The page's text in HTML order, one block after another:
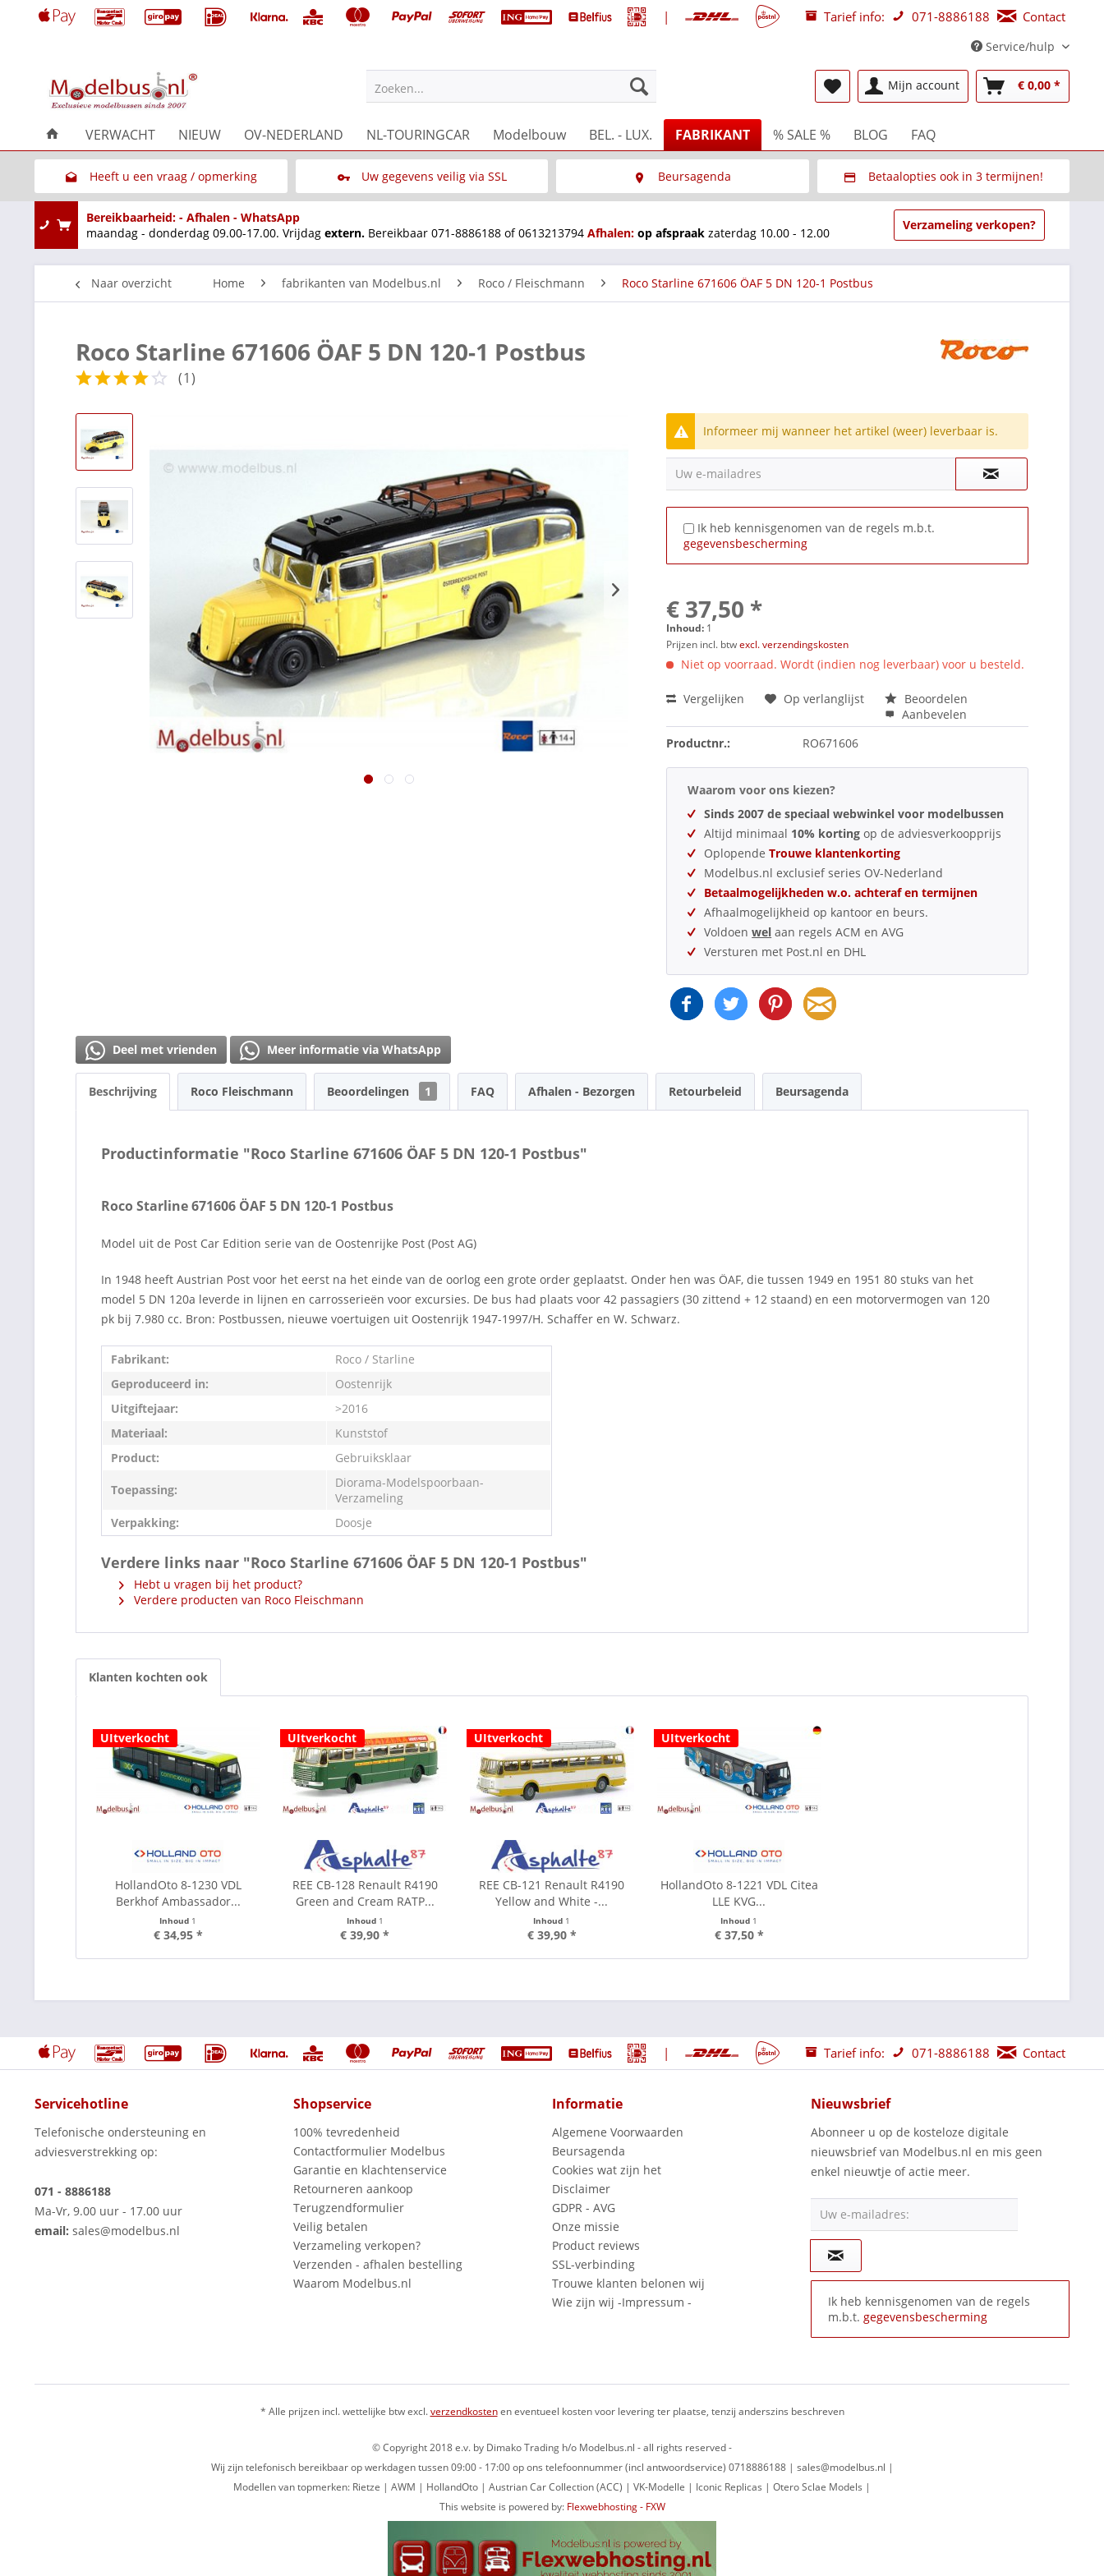
| Tarief info: 071-8886188 Contact
Service/hulp
Zoeken... Mijn account € 0,00 *
VERWACHT NIEUW OV-NEDERLAND NL-TOURINGCAR Modelbouw BEL. - LUX. FABRIKANT % SALE % BLOG FAQ
Heeft u een vraag / opmerking
Link naar het contactformulier
Uw gegevens veilig via SSL Beursagenda Betaalopties ook in 3 termijnen!
Via Multisafepay (veilig via SSL)
Bereikbaarheid: - Afhalen - WhatsApp
maandag - donderdag 09.00-17.00. Vrijdag extern. Bereikbaar 071-8886188 of 0613213794 Afhalen: op afspraak zaterdag 10.00 - 12.00
Verzameling verkopen?
Naar overzicht Home fabrikanten van Modelbus.nl Roco / Fleischmann Roco Starline 671606 ÖAF 5 DN 120-1 Postbus
Roco Starline 671606 ÖAF 5 DN 120-1 Postbus
(1)
Informeer mij wanneer het artikel (weer) leverbaar is.
Uw e-mailadres
Ik heb kennisgenomen van de regels m.b.t.
gegevensbescherming
€ 37,50 *
Inhoud: 1
Prijzen incl. btwexcl. verzendingskosten
Niet op voorraad. Wordt (indien nog leverbaar) voor u besteld.
Vergelijken Op verlanglijst
Beoordelen
Aanbevelen
Productnr.:
RO671606
Waarom voor ons kiezen?
Sinds 2007 de speciaal webwinkel voor modelbussen
Altijd minimaal 10% kortingop de adviesverkoopprijs
OplopendeTrouwe klantenkorting
Modelbus.nl exclusief series OV-Nederland
Betaalmogelijkheden w.o. achteraf en termijnen
Afhaalmogelijkheid op kantoor en beurs.
Voldoenwel aan regels ACM en AVG
Versturen met Post.nl en DHL
Deel met vrienden Meer informatie via WhatsApp
Beschrijving Roco Fleischmann Beoordelingen 1 FAQ Afhalen - Bezorgen Retourbeleid Beursagenda
Productinformatie "Roco Starline 671606 ÖAF 5 DN 120-1 Postbus"
Roco Starline 671606 ÖAF 5 DN 120-1 Postbus
Model uit de Post Car Edition serie van de Oostenrijke Post (Post AG)
In 1948 heeft Austrian Post voor het eerst na het einde van de oorlog een grote order geplaatst. Onder hen was ÖAF, die tussen 1949 en 1951 80 stuks van het
model 5 DN 120a leverde in lijnen en carrosserieën voor excursies. De bus had plaats voor 42 passagiers (30 zittend + 12 staand) en een motorvermogen van 120
pk bij 7.980 cc. Bron: Postbussen, nieuwe voertuigen uit Oostenrijk 1947-1997/H. Schaffer en W. Schwarz.
Fabrikant:
Roco / Starline
Geproduceerd in:
Oostenrijk
Uitgiftejaar:
>2016
Materiaal:
Kunststof
Product:
Gebruiksklaar
Toepassing:
Diorama-Modelspoorbaan-
Verzameling
Verpakking:
Doosje
Verdere links naar "Roco Starline 671606 ÖAF 5 DN 120-1 Postbus"
Hebt u vragen bij het product?
Verdere producten van Roco Fleischmann
Klanten kochten ook
UItverkocht
HollandOto 8-1230 VDL
Berkhof Ambassador...
Inhoud 1
€ 34,95 *
UItverkocht
REE CB-128 Renault R4190
Green and Cream RATP...
Inhoud 1
€ 39,90 *
UItverkocht
REE CB-121 Renault R4190
Yellow and White -...
Inhoud 1
€ 39,90 *
UItverkocht
HollandOto 8-1221 VDL Citea
LLE KVG...
Inhoud 1
€ 37,50 *
| Tarief info: 071-8886188 Contact
Servicehotline
Telefonische ondersteuning en
adviesverstrekking op:
071 - 8886188
Ma-Vr, 9.00 uur - 17.00 uur
email: sales@modelbus.nl
Shopservice
100% tevredenheid
Contactformulier Modelbus
Garantie en klachtenservice
Retourneren aankoop
Terugzendformulier
Veilig betalen
Verzameling verkopen?
Verzenden - afhalen bestelling
Waarom Modelbus.nl
Informatie
Algemene Voorwaarden
Beursagenda
Cookies wat zijn het
Disclaimer
GDPR - AVG
Onze missie
Product reviews
SSL-verbinding
Trouwe klanten belonen wij
Wie zijn wij -Impressum -
Nieuwsbrief
Abonneer u op de kosteloze digitale
nieuwsbrief van Modelbus.nl en mis geen
enkel nieuwtje of actie meer.
Uw e-mailadres:
Ik heb kennisgenomen van de regels
m.b.t. gegevensbescherming
* Alle prijzen incl. wettelijke btw excl.verzendkostenen eventueel kosten voor levering ter plaatse, tenzij anderszins beschreven
© Copyright 2018 e.v. by Dimako Trading h/o Modelbus.nl - all rights reserved -
Wij zijn telefonisch bereikbaar op werkdagen tussen 09:00 - 17:00 op ons telefoonnummer (incl antwoordservice) 0718886188 | sales@modelbus.nl |
Modellen van topmerken: Rietze | AWM | HollandOto | Austrian Car Collection (ACC) | VK-Modelle | Iconic Replicas | Otero Sclae Models |
This website is powered by: Flexwebhosting - FXW